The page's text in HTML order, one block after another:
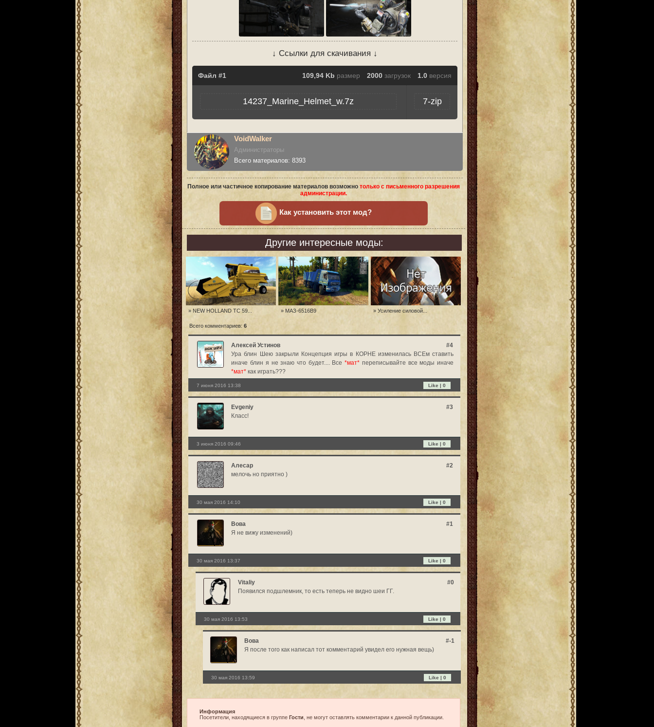
↓ Ссылки для скачивания ↓
Файл 109,94 Kb размер 2000 загрузок 1.0 версия
14237_Marine_Helmet_w.7z 7-zip
VoidWalker
Администраторы
Всего материалов: 8393
Полное или частичное копирование материалов возможно только с письменного разрешения
администрации.
Как установить этот мод?
Другие интересные моды:
» NEW HOLLAND TC 59... » МАЗ-6516B9 » Усиление силовой...
Всего комментариев: 6
Алексей Устинов
#4
Ура блин Шею закрыли Концепция игры в КОРНЕ изменилась ВСЕм ставить
иначе блин я не знаю что будет.... Все*мат* переписывайте все моды иначе
*мат* как играть???
7 июня 2016 13:38 Like | 0
Evgeniy
#3
Класс!
3 июня 2016 09:46 Like | 0
Алесар
#2
мелочь но приятно )
30 мая 2016 14:10 Like | 0
Вова
#1
Я не вижу изменений)
30 мая 2016 13:37 Like | 0
Vitaliy
#0
Появился подшлемник, то есть теперь не видно шеи ГГ.
30 мая 2016 13:53 Like |0
Вова
#-1
Я после того как написал тот комментарий увидел его нужная вещь)
30 мая 2016 13:59 Like | 0
Информация
Посетители, находящиеся в группе Гости , не могут оставлять комментарии к данной публикации.